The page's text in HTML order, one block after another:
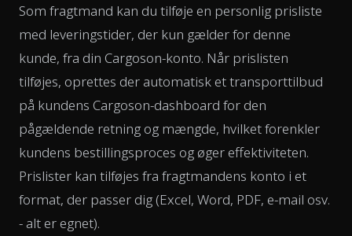
Som fragtmand kan du tilføje en personlig prisliste
med leveringstider, der kun gælder for denne
kunde, fra din Cargoson-konto. Når prislisten
tilføjes, oprettes der automatisk et transporttilbud
på kundens Cargoson-dashboard for den
pågældende retning og mængde, hvilket forenkler
kundens bestillingsproces og øger effektiviteten.
Prislister kan tilføjes fra fragtmandens konto i et
format, der passer dig (Excel, Word, PDF, e-mail osv.
- alt er egnet).